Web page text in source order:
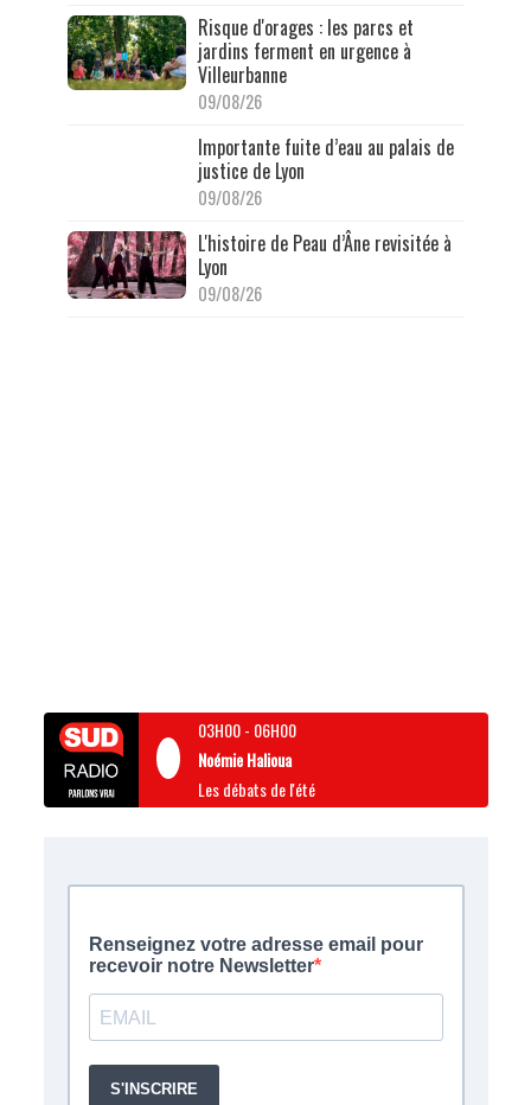
Risque d'orages : les parcs et
jardins ferment en urgence à
Villeurbanne
09/08/26
Importante fuite d’eau au palais de
justice de Lyon
09/08/26
L'histoire de Peau d’Âne revisitée à
Lyon
09/08/26
03H00- 06H00
Noémie Halioua
Les débats de l'été